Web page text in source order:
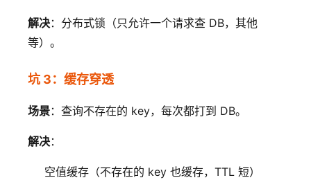
解决：分布式锁（只允许一个请求查 DB，其他
等）。
坑 3：缓存穿透
场景：查询不存在的 key，每次都打到 DB。
解决：
空值缓存（不存在的 key 也缓存，TTL 短）